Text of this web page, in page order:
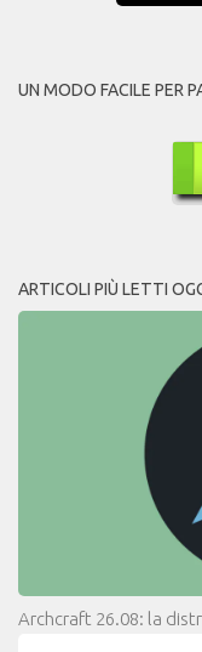
UN MODO FACILE PER
ARTICOLI PIÙ LETTI
Archcraft 26.08: la